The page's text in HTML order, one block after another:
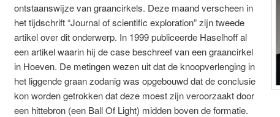
ontstaanswijze van graancirkels. Deze maand verscheen in
het tijdschrift “Journal of scientific exploration” zijn tweede
artikel over dit onderwerp. In 1999 publiceerde Haselhoff al
een artikel waarin hij de case beschreef van een graancirkel
in Hoeven. De metingen wezen uit dat de knoopverlenging in
het liggende graan zodanig was opgebouwd dat de conclusie
kon worden getrokken dat deze moest zijn veroorzaakt door
een hittebron (een Ball Of Light) midden boven de formatie.